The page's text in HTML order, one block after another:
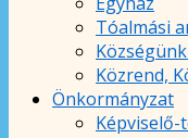
Tóalmási
Közrend,
Önkormányzat